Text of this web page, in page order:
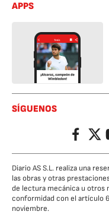
APPS
SÍGUENOS
Facebook
Diario AS S.L. realiza una
las obras y otras
de lectura mecánica u otros
conformidad con el artículo
noviembre.